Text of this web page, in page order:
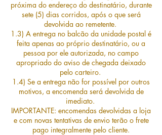
próxima do endereço do destinatário, durante
sete (5) dias corridos, após o que será
devolvida ao remetente.
1.3) A entrega no balcão da unidade postal é
feita apenas ao próprio destinatário, ou a
pessoa por ele autorizada, no campo
apropriado do aviso de chegada deixado
pelo carteiro.
1.4) Se a entrega não for possível por outros
motivos, a encomenda será devolvida de
imediato.
IMPORTANTE: encomendas devolvidas a loja
e com novas tentativas de envio terão o frete
pago integralmente pelo cliente.